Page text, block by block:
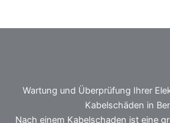
Wartung und Überprüfung Ihrer
Kabelschäden in
Nach einem Kabelschaden ist eine